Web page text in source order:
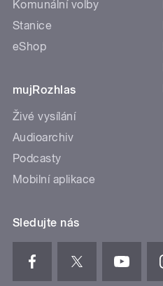
Komunální volby
Stanice
eShop
mujRozhlas
Živé vysílání
Audioarchiv
Podcasty
Mobilní aplikace
Sledujte nás